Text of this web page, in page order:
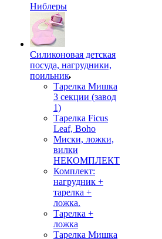
Ниблеры
Силиконовая детская
посуда, нагрудники,
поильник
Тарелка Мишка
3 секции (завод
1)
Тарелка Ficus
Leaf, Boho
Миски, ложки,
вилки
НЕКОМПЛЕКТ
Комплект:
нагрудник +
тарелка +
ложка.
Тарелка +
ложка
Тарелка Мишка